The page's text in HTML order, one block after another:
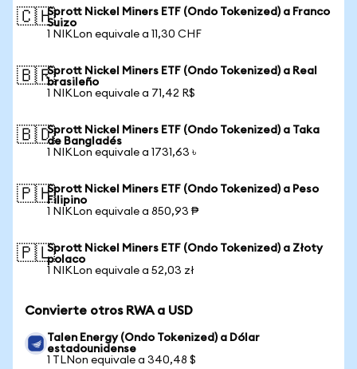
🇨🇭Sprott Nickel Miners ETF (Ondo Tokenized) a Franco
Suizo
1 NIKLon equivale a 11,30 CHF
🇧🇷Sprott Nickel Miners ETF (Ondo Tokenized) a Real
brasileño
1 NIKLon equivale a 71,42 R$
🇧🇩Sprott Nickel Miners ETF (Ondo Tokenized) a Taka
de Bangladés
1 NIKLon equivale a 1731,63 ৳
🇵🇭Sprott Nickel Miners ETF (Ondo Tokenized) a Peso
Filipino
1 NIKLon equivale a 850,93 ₱
🇵🇱Sprott Nickel Miners ETF (Ondo Tokenized) a Złoty
polaco
1 NIKLon equivale a 52,03 zł
Convierte otros RWA a USD
Talen Energy (Ondo Tokenized) a Dólar
estadounidense
1 TLNon equivale a 340,48 $